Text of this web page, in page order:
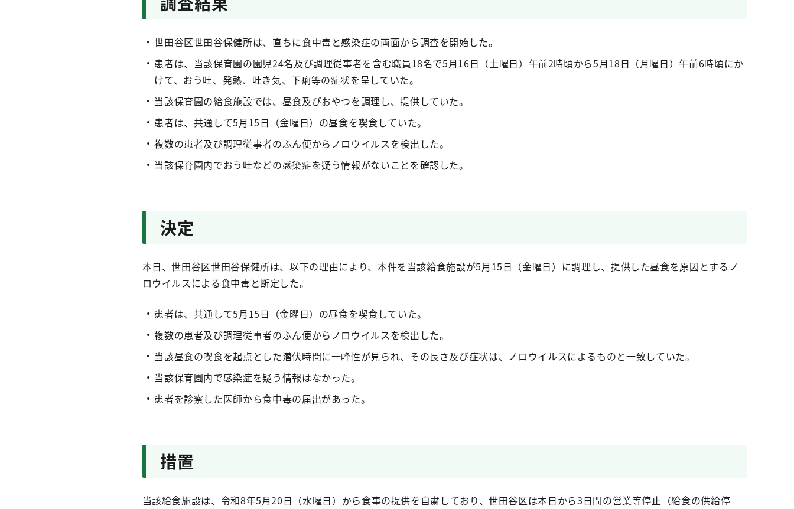
世田谷区世田谷保健所は、直ちに食中毒と感染症の両面から調査を開始した。
患者は、当該保育園の園児24名及び調理従事者を含む職員18名で5月16日（土曜日）午前2時頃から5月18日（月曜日）午前6時頃にか
けて、おう吐、発熱、吐き気、下痢等の症状を呈していた。
当該保育園の給食施設では、昼食及びおやつを調理し、提供していた。
患者は、共通して5月15日（金曜日）の昼食を喫食していた。
複数の患者及び調理従事者のふん便からノロウイルスを検出した。
当該保育園内でおう吐などの感染症を疑う情報がないことを確認した。
決定
本日、世田谷区世田谷保健所は、以下の理由により、本件を当該給食施設が5月15日（金曜日）に調理し、提供した昼食を原因とするノ
ロウイルスによる食中毒と断定した。
患者は、共通して5月15日（金曜日）の昼食を喫食していた。
複数の患者及び調理従事者のふん便からノロウイルスを検出した。
当該昼食の喫食を起点とした潜伏時間に一峰性が見られ、その長さ及び症状は、ノロウイルスによるものと一致していた。
当該保育園内で感染症を疑う情報はなかった。
患者を診察した医師から食中毒の届出があった。
措置
当該給食施設は、令和8年5月20日（水曜日）から食事の提供を自粛しており、世田谷区は本日から3日間の営業等停止（給食の供給停